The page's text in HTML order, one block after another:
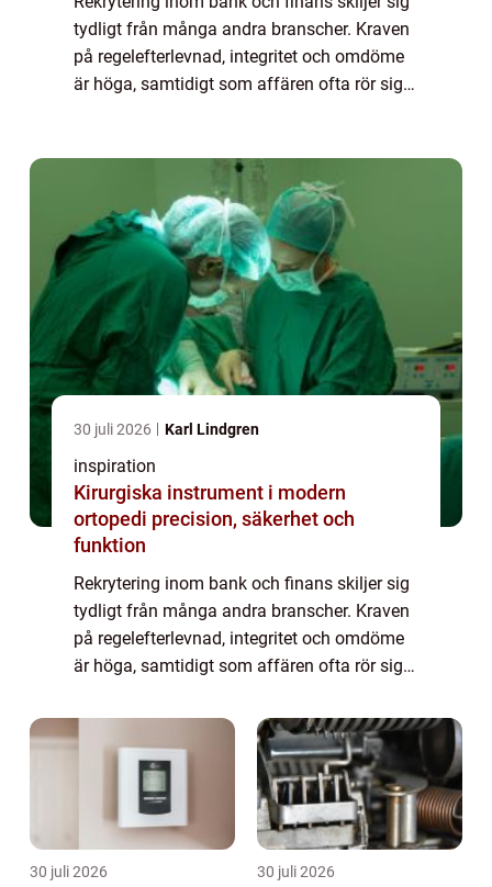
tydligt från många andra branscher. Kraven
på regelefterlevnad, integritet och omdöme
är höga, samtidigt som affären ofta rör sig
30 juli 2026 Karl Lindgren
inspiration
Kirurgiska instrument i modern
ortopedi precision, säkerhet och
funktion
Rekrytering inom bank och finans skiljer sig
tydligt från många andra branscher. Kraven
på regelefterlevnad, integritet och omdöme
är höga, samtidigt som affären ofta rör sig
förståelse för regelverk med kä...
30 juli 2026 30 juli 2026